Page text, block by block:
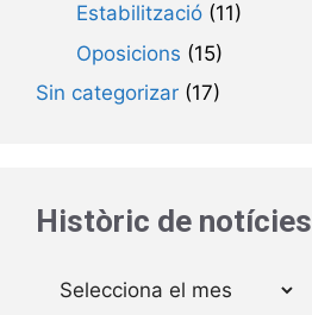
Estabilització (11)
Oposicions (15)
Sin categorizar (17)
Històric de notícies
Arxius